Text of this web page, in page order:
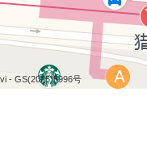
- GS(2025)5996号